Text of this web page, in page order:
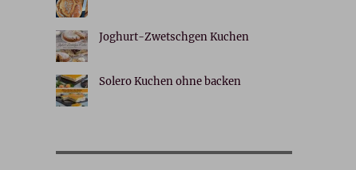
Joghurt-Zwetschgen Kuchen
Solero Kuchen ohne backen